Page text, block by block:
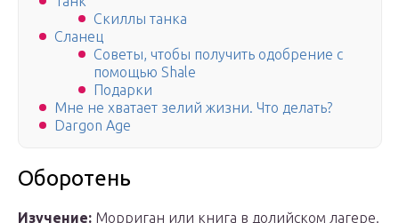
Скиллы танка
Сланец
Советы, чтобы получить одобрение с
помощью Shale
Подарки
Мне не хватает зелий жизни. Что делать?
Dargon Age
Оборотень
Изучение: Морриган или книга в долийском лагере.